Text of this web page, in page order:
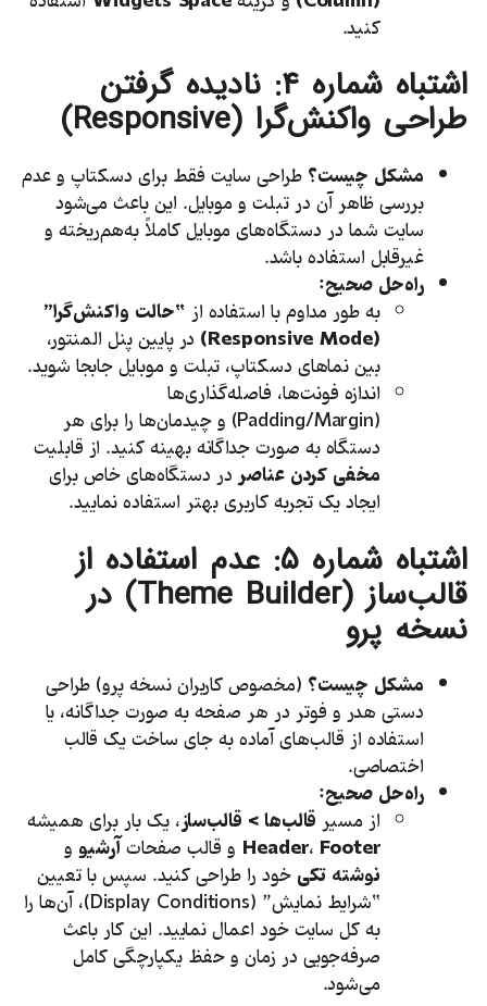
کنید.
اشتباه شماره۴: نادیده گرفتن
طراحی واکنش‌گرا (Responsive
)
مشکل چیست؟طراحی سایت فقط برای دسکتاپ و عدم
بررسی ظاهر آن در تبلت و موبایل. این باعث می‌شود
سایت شما در دستگاه‌های موبایل کاملاً به‌هم‌ریخته و
غیرقابل استفاده باشد.
راه‌حل صحیح:
به طور مداوم با استفاده از“حالت واکنش‌گرا”
(
Responsive Mode
) در پایین پنل المنتور،
بین نماهای دسکتاپ، تبلت و موبایل جابجا شوید.
اندازه فونت‌ها، فاصله‌گذاری‌ها
(Padding/Margin) و چیدمان‌ها را برای هر
دستگاه به صورت جداگانه بهینه کنید. از قابلیت
مخفی کردن عناصردر دستگاه‌های خاص برای
ایجاد یک تجربه کاربری بهتر استفاده نمایید.
اشتباه شماره۵: عدم استفاده از
قالب‌ساز (Theme Builder) در
نسخه پرو
مشکل چیست؟ (مخصوص کاربران نسخه پرو) طراحی
دستی هدر و فوتر در هر صفحه به صورت جداگانه، یا
استفاده از قالب‌های آماده به جای ساخت یک قالب
اختصاصی.
راه‌حل صحیح:
از مسیرقالب‌ها > قالب‌ساز، یک بار برای همیشه
Header،Footer و قالب صفحاتآرشیوو
نوشته تکیخود را طراحی کنید. سپس با تعیین
“شرایط نمایش” (Display Conditions)، آن‌ها را
به کل سایت خود اعمال نمایید. این کار باعث
صرفه‌جویی در زمان و حفظ یکپارچگی کامل
می‌شود.